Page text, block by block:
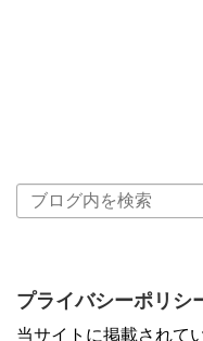
プライバシーポリシ
当サイトに掲載されて